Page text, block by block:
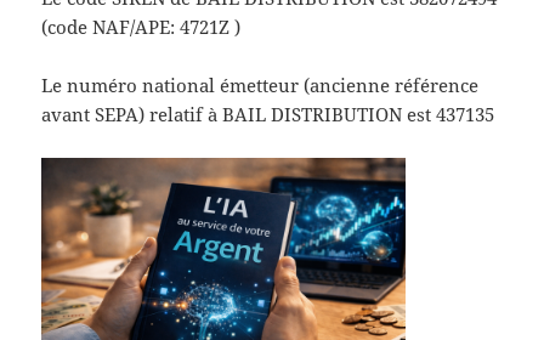
(code NAF/APE: 4721Z )
Le numéro national émetteur (ancienne référence
avant SEPA) relatif à BAIL DISTRIBUTION est 437135